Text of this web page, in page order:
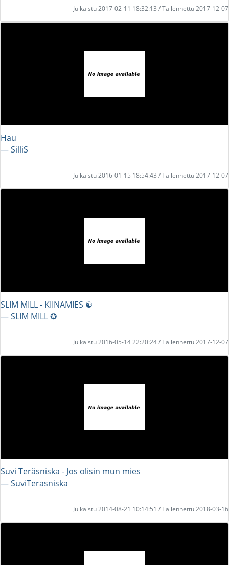
Julkaistu 2017-02-11 18:32:13 / Tallennettu 2017-12-07
Hau
― SilliS
Julkaistu 2016-01-15 18:54:43 / Tallennettu 2017-12-07
SLIM MILL - KIINAMIES ☯
― SLIM MILL ✪
Julkaistu 2016-05-14 22:20:24 / Tallennettu 2017-12-07
Suvi Teräsniska - Jos olisin mun mies
― SuviTerasniska
Julkaistu 2014-08-21 10:14:51 / Tallennettu 2018-03-16